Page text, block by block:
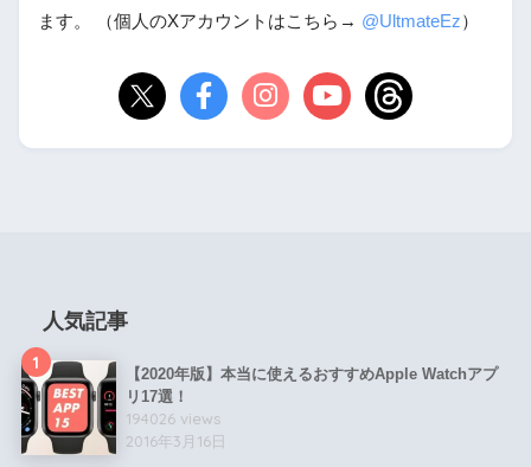
ます。 （個人のXアカウントはこちら→ @UltmateEz）
人気記事
1
【2020年版】本当に使えるおすすめApple Watchアプ
リ17選！
194026 views
2016年3月16日